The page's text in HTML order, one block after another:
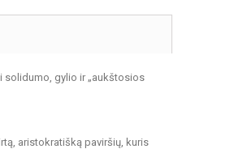
solidumo, gylio ir „aukštosios
aristokratišką paviršių, kuris